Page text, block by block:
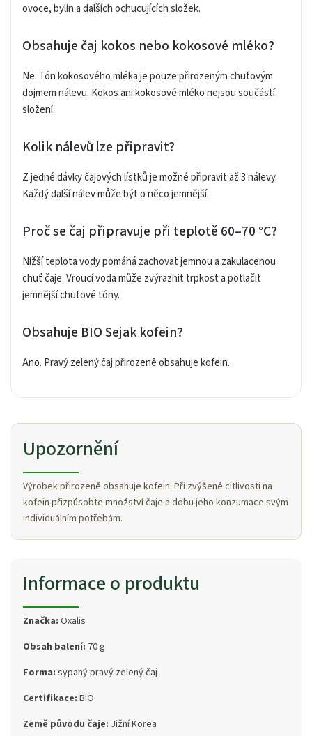
ovoce, bylin a dalších ochucujících složek.
Obsahuje čaj kokos nebo kokosové mléko?
Ne. Tón kokosového mléka je pouze přirozeným chuťovým
dojmem nálevu. Kokos ani kokosové mléko nejsou součástí
složení.
Kolik nálevů lze připravit?
Z jedné dávky čajových lístků je možné připravit až 3 nálevy.
Každý další nálev může být o něco jemnější.
Proč se čaj připravuje při teplotě 60–70 °C?
Nižší teplota vody pomáhá zachovat jemnou a zakulacenou
chuť čaje. Vroucí voda může zvýraznit trpkost a potlačit
jemnější chuťové tóny.
Obsahuje BIO Sejak kofein?
Ano. Pravý zelený čaj přirozeně obsahuje kofein.
Upozornění
Výrobek přirozeně obsahuje kofein. Při zvýšené citlivosti na
kofein přizpůsobte množství čaje a dobu jeho konzumace svým
individuálním potřebám.
Informace o produktu
Značka: Oxalis
Obsah balení: 70 g
Forma: sypaný pravý zelený čaj
Certifikace: BIO
Země původu čaje: Jižní Korea